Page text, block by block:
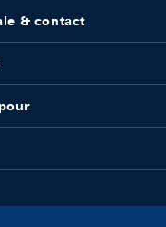
& contact